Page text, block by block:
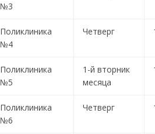
№3
Поликлиника
№4
Четверг
Поликлиника
№5
1-й вторник
месяца
Поликлиника
№6
Четверг